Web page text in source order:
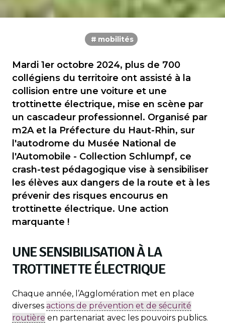
mobilités
Mardi 1er octobre 2024, plus de 700
collégiens du territoire ont assisté à la
collision entre une voiture et une
trottinette électrique, mise en scène par
un cascadeur professionnel. Organisé par
m2A et la Préfecture du Haut-Rhin, sur
l'autodrome du Musée National de
l'Automobile - Collection Schlumpf, ce
crash-test pédagogique vise à sensibiliser
les élèves aux dangers de la route et à les
prévenir des risques encourus en
trottinette électrique. Une action
marquante !
UNE SENSIBILISATION À LA
TROTTINETTE ÉLECTRIQUE
Chaque année, l’Agglomération met en place
diverses actions de prévention et de sécurité
routière en partenariat avec les pouvoirs publics.